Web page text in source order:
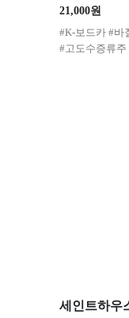
21,000원
#K-보드카 #바
#고도수증류주
세인트하우